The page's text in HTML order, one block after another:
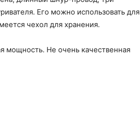
Его можно использовать для
чехол для хранения.
мощность. Не очень качественная